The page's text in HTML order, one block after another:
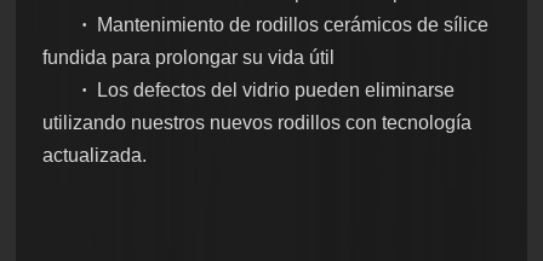
· Mantenimiento de rodillos cerámicos de sílice
fundida para prolongar su vida útil
· Los defectos del vidrio pueden eliminarse
utilizando nuestros nuevos rodillos con tecnología
actualizada.